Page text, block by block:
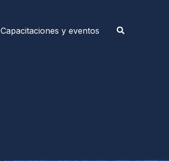
Capacitaciones y eventos